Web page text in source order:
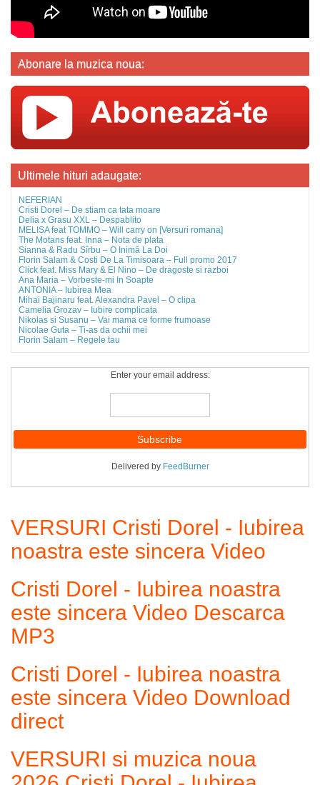
Abonare la muzica noua:
Ultimele hituri adaugate:
NEFERIAN
Cristi Dorel – De stiam ca tata moare
Delia x Grasu XXL – Despablito
MELISA feat TOMMO – Will carry on [Versuri romana]
The Motans feat. Inna – Nota de plata
Sianna & Radu Sîrbu – O Inimă La Doi
Florin Salam & Costi De La Timisoara – Full promo 2017
Click feat. Miss Mary & El Nino – De dragoste si razboi
Ana Maria – Vorbeste-mi In Soapte
ANTONIA – Iubirea Mea
Mihai Bajinaru feat. Alexandra Pavel – O clipa
Camelia Grozav – Iubire complicata
Nikolas si Susanu – Vai mama ce forme frumoase
Nicolae Guta – Ti-as da ochii mei
Florin Salam – Regele tau
Enter your email address:
Delivered by FeedBurner
VERSURI Cristi Dorel - Iubirea
noastra este sincera Video
Cristi Dorel - Iubirea noastra
este sincera Video Descarca
MP3
Cristi Dorel - Iubirea noastra
este sincera Video Download
direct
VERSURI si muzica noua